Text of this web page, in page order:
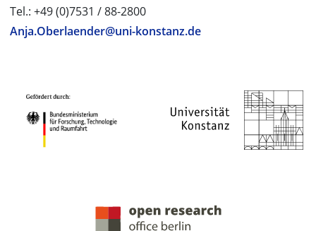
Tel.: +49 (0)7531 / 88-2800
Anja.Oberlaender@uni-konstanz.de